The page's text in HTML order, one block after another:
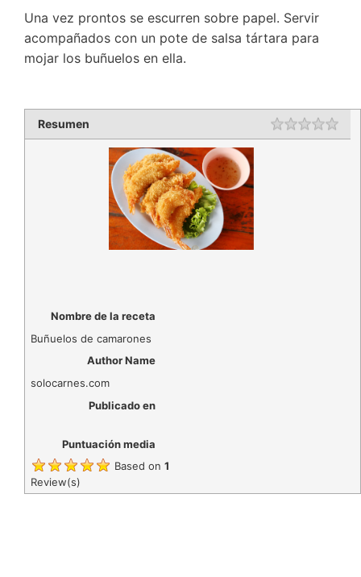
Una vez prontos se escurren sobre papel. Servir
acompañados con un pote de salsa tártara para
mojar los buñuelos en ella.
Resumen Rating 1
2
3
4
5
Nombre de la receta
Buñuelos de camarones
Author Name
solocarnes.com
Publicado en
Puntuación media
Based on 1
Review(s)